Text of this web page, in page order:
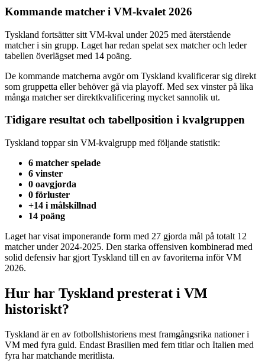
Kommande matcher i VM-kvalet 2026
Tyskland fortsätter sitt VM-kval under 2025 med återstående
matcher i sin grupp. Laget har redan spelat sex matcher och leder
tabellen överlägset med 14 poäng.
De kommande matcherna avgör om Tyskland kvalificerar sig direkt
som gruppetta eller behöver gå via playoff. Med sex vinster på lika
många matcher ser direktkvalificering mycket sannolik ut.
Tidigare resultat och tabellposition i kvalgruppen
Tyskland toppar sin VM-kvalgrupp med följande statistik:
6 matcher spelade
6 vinster
0 oavgjorda
0 förluster
+14 i målskillnad
14 poäng
Laget har visat imponerande form med 27 gjorda mål på totalt 12
matcher under 2024-2025. Den starka offensiven kombinerad med
solid defensiv har gjort Tyskland till en av favoriterna inför VM
2026.
Hur har Tyskland presterat i VM
historiskt?
Tyskland är en av fotbollshistoriens mest framgångsrika nationer i
VM med fyra guld. Endast Brasilien med fem titlar och Italien med
fyra har matchande meritlista.